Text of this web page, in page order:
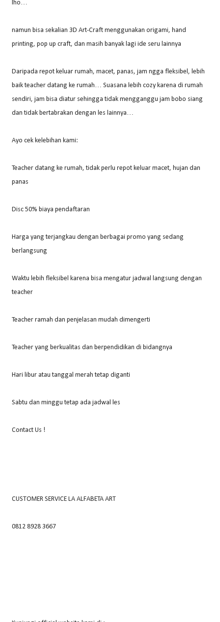
lho…
namun bisa sekalian 3D Art-Craft menggunakan origami, hand
printing, pop up craft, dan masih banyak lagi ide seru lainnya
Daripada repot keluar rumah, macet, panas, jam ngga fleksibel, lebih
baik teacher datang ke rumah… Suasana lebih cozy karena di rumah
sendiri, jam bisa diatur sehingga tidak mengganggu jam bobo siang
dan tidak bertabrakan dengan les lainnya…
Ayo cek kelebihan kami:
Teacher datang ke rumah, tidak perlu repot keluar macet, hujan dan
panas
Disc 50% biaya pendaftaran
Harga yang terjangkau dengan berbagai promo yang sedang
berlangsung
Waktu lebih fleksibel karena bisa mengatur jadwal langsung dengan
teacher
Teacher ramah dan penjelasan mudah dimengerti
Teacher yang berkualitas dan berpendidikan di bidangnya
Hari libur atau tanggal merah tetap diganti
Sabtu dan minggu tetap ada jadwal les
Contact Us !
CUSTOMER SERVICE LA ALFABETA ART
0812 8928 3667